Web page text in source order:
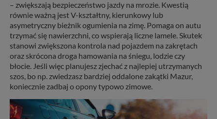
– zwiększają bezpieczeństwo jazdy na mrozie. Kwestią
równie ważną jest V-kształtny, kierunkowy lub
asymetryczny bieżnik ogumienia na zimę. Pomaga on autu
trzymać się nawierzchni, co wspierają liczne lamele. Skutek
stanowi zwiększona kontrola nad pojazdem na zakrętach
oraz skrócona droga hamowania na śniegu, lodzie czy
błocie. Jeśli więc planujesz zjechać z najlepiej utrzymanych
szos, bo np. zwiedzasz bardziej oddalone zakątki Mazur,
koniecznie zadbaj o opony typowo zimowe.